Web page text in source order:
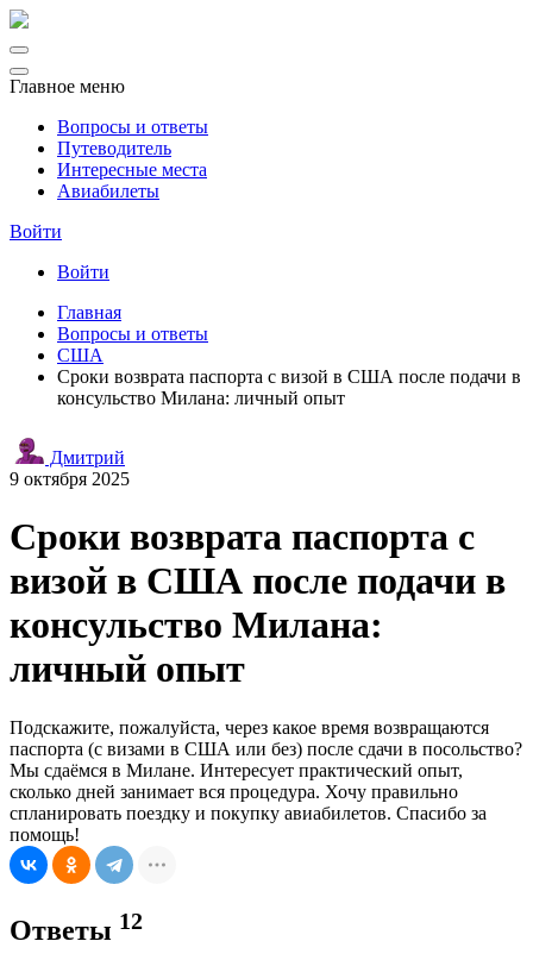
Главное меню
Вопросы и ответы
Путеводитель
Интересные места
Авиабилеты
Войти
Войти
Главная
Вопросы и ответы
США
Сроки возврата паспорта с визой в США после подачи в
консульство Милана: личный опыт
Дмитрий
9 октября 2025
Сроки возврата паспорта с
визой в США после подачи в
консульство Милана:
личный опыт
Подскажите, пожалуйста, через какое время возвращаются
паспорта (с визами в США или без) после сдачи в посольство?
Мы сдаёмся в Милане. Интересует практический опыт,
сколько дней занимает вся процедура. Хочу правильно
спланировать поездку и покупку авиабилетов. Спасибо за
помощь!
Ответы 12